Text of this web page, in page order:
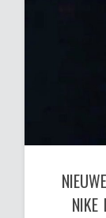
NIKE